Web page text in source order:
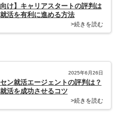
向け】キャリアスタートの評判は
活を有利に進める方法
>続きを読む
2025年6月26日
ン就活エージェントの評判は？
活を成功させるコツ
>続きを読む